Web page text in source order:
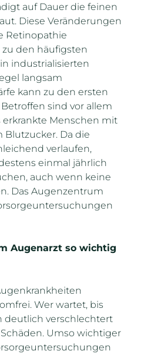
auf Dauer die feinen
Diese Veränderungen
Retinopathie
zu den häufigsten
industrialisierten
langsam
kann zu den ersten
sind vor allem
erkrankte Menschen mit
Da die
verlaufen,
einmal jährlich
auch wenn keine
Das Augenzentrum
Augenarzt so wichtig
Wer wartet, bis
deutlich verschlechtert
Umso wichtiger